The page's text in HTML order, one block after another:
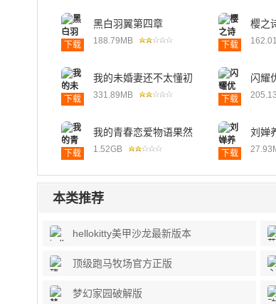
下载
黑白羽翼第四章
188.79MB 下载
樱之
下载
我的未婚妻还不太懂初
恋安卓版
331.89MB 下载
闪耀
下载
我的青春恋爱物语果然
有问题汉化版
1.52GB 下载
刘婵
版
本类推荐
hellokitty美甲沙龙最新版本
顶级跑马牧场官方正版
梦幻家园破解版